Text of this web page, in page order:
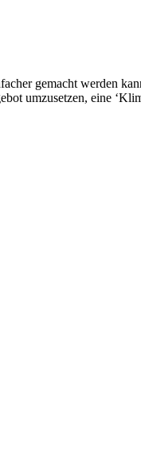
gemacht werden
umzusetzen, eine